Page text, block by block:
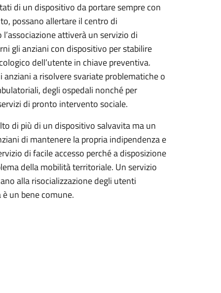
di un dispositivo da portare sempre con
possano allertare il centro di
attiverà un servizio di
gli anziani con dispositivo per stabilire
dell’utente in chiave preventiva.
a risolvere svariate problematiche o
degli ospedali nonché per
di pronto intervento sociale.
di più di un dispositivo salvavita ma un
di mantenere la propria indipendenza e
di facile accesso perché a disposizione
della mobilità territoriale. Un servizio
alla risocializzazione degli utenti
un bene comune.